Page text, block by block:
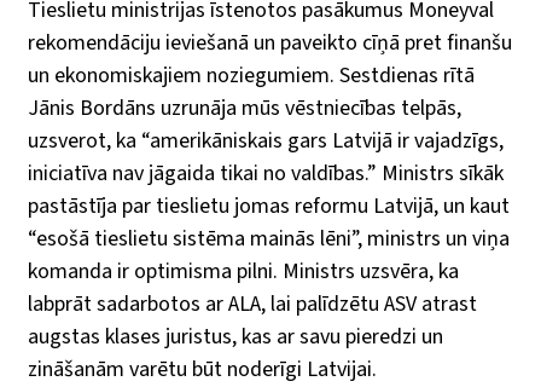
Tieslietu ministrijas īstenotos pasākumus Moneyval
rekomendāciju ieviešanā un paveikto cīņā pret finanšu
un ekonomiskajiem noziegumiem. Sestdienas rītā
Jānis Bordāns uzrunāja mūs vēstniecības telpās,
uzsverot, ka “amerikāniskais gars Latvijā ir vajadzīgs,
iniciatīva nav jāgaida tikai no valdības.” Ministrs sīkāk
pastāstīja par tieslietu jomas reformu Latvijā, un kaut
“esošā tieslietu sistēma mainās lēni”, ministrs un viņa
komanda ir optimisma pilni. Ministrs uzsvēra, ka
labprāt sadarbotos ar ALA, lai palīdzētu ASV atrast
augstas klases juristus, kas ar savu pieredzi un
zināšanām varētu būt noderīgi Latvijai.